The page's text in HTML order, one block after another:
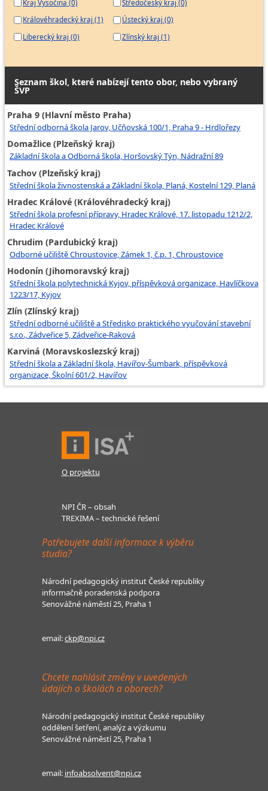
Kraj Vysočina (0)
Královéhradecký kraj (1)
Liberecký kraj (0)
Středočeský kraj (0)
Ústecký kraj (0)
Zlínský kraj (1)
Seznam škol, které nabízejí tento obor, nebo vybraný
ŠVP
Praha 9 (Hlavní město Praha)
Střední odborná škola Jarov, Učňovská 100/1, Praha 9 - Hrdlořezy
Domažlice (Plzeňský kraj)
Základní škola a Odborná škola, Horšovský Týn, Nádražní 89
Tachov (Plzeňský kraj)
Střední škola živnostenská a Základní škola, Planá, Kostelní 129, Planá
Hradec Králové (Královéhradecký kraj)
Střední škola profesní přípravy, Hradec Králové, 17. listopadu 1212/2,
Hradec Králové
Chrudim (Pardubický kraj)
Odborné učiliště Chroustovice, Zámek 1, č.p. 1, Chroustovice
Hodonín (Jihomoravský kraj)
Střední škola polytechnická Kyjov, příspěvková organizace, Havlíčkova
1223/17, Kyjov
Zlín (Zlínský kraj)
Střední odborné učiliště a Středisko praktického vyučování stavební
s.r.o., Zádveřice 5, Zádveřice-Raková
Karviná (Moravskoslezský kraj)
Střední škola a Základní škola, Havířov-Šumbark, příspěvková
organizace, Školní 601/2, Havířov
O projektu
NPI ČR – obsah
TREXIMA – technické řešení
Potřebujete další informace k výběru
studia?
Národní pedagogický institut České republiky
informačně poradenská podpora
Senovážné náměstí 25, Praha 1
email:ckp@npi.cz
Chcete nahlásit změny v uvedených
údajích o školách a oborech?
Národní pedagogický institut České republiky
oddělení šetření, analýz a výzkumu
Senovážné náměstí 25, Praha 1
email: infoabsolvent@npi.cz